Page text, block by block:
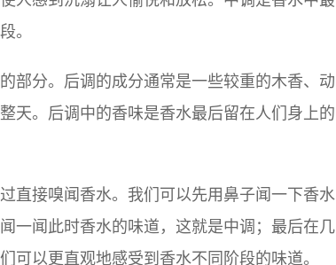
。
部分。后调的成分通常是一些较重的木香、动
天。后调中的香味是香水最后留在人们身上的
直接嗅闻香水。我们可以先用鼻子闻一下香水
一闻此时香水的味道，这就是中调；最后在几
可以更直观地感受到香水不同阶段的味道。